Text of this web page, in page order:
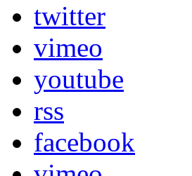
twitter
vimeo
youtube
rss
facebook